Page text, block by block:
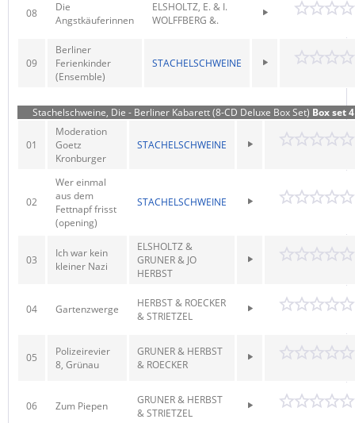
08
Die
Angstkäuferinnen
ELSHOLTZ, E. & I.
WOLFFBERG &.
09
Berliner
Ferienkinder
(Ensemble)
STACHELSCHWEINE
Stachelschweine, Die - Berliner Kabarett (8-CD Deluxe Box Set) Box set 4
01
Moderation
Goetz
Kronburger
STACHELSCHWEINE
02
Wer einmal
aus dem
Fettnapf frisst
(opening)
STACHELSCHWEINE
03
Ich war kein
kleiner Nazi
ELSHOLTZ &
GRUNER & JO
HERBST
04 Gartenzwerge
HERBST & ROECKER
& STRIETZEL
05
Polizeirevier
8, Grünau
GRUNER & HERBST
& ROECKER
06 Zum Piepen
GRUNER & HERBST
& STRIETZEL